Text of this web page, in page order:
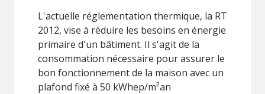
L'actuelle réglementation thermique, la RT
2012, vise à réduire les besoins en énergie
primaire d'un bâtiment. Il s'agit de la
consommation nécessaire pour assurer le
bon fonctionnement de la maison avec un
plafond fixé à 50 kWhep/m²an